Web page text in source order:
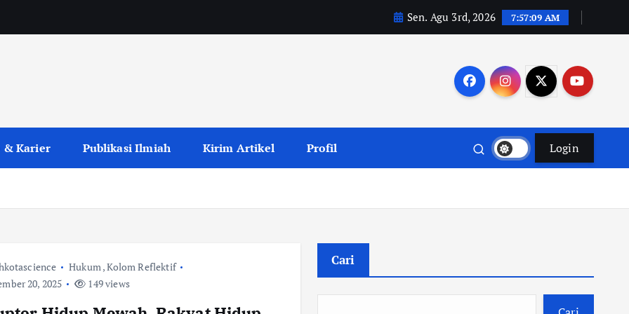
Sen. Agu 3rd, 2026 7:57:10 AM
& Karier Publikasi Ilmiah Kirim Artikel Profil Login
Hukum,Kolom Reflektif
20, 2025
149 views
Cari